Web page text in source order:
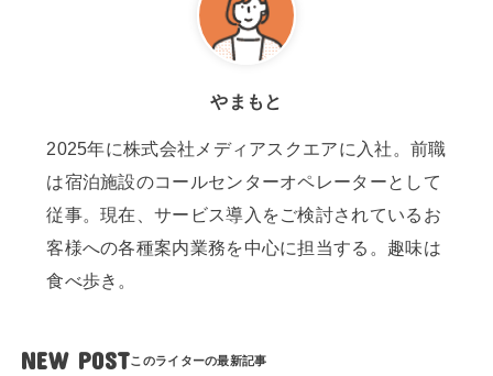
やまもと
2025年に株式会社メディアスクエアに入社。前職
は宿泊施設のコールセンターオペレーターとして
従事。現在、サービス導入をご検討されているお
客様への各種案内業務を中心に担当する。趣味は
食べ歩き。
NEW POST